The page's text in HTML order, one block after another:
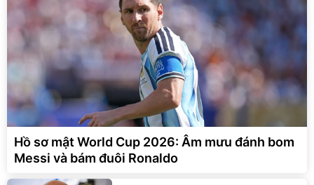
Hồ sơ mật World Cup 2026: Âm mưu đánh bom
Messi và bám đuôi Ronaldo